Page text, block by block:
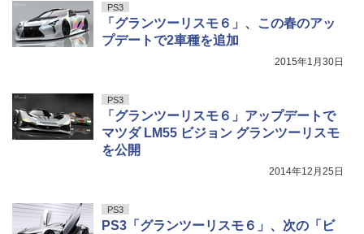
PS3
「グランツーリスモ６」、この春のアッ
プデートで2車種を追加
2015年1月30日
PS3
「グランツーリスモ６」アップデートで
マツダ LM55 ビジョン グランツーリスモ
を公開
2014年12月25日
PS3
PS3「グランツーリスモ６」、次の「ビ